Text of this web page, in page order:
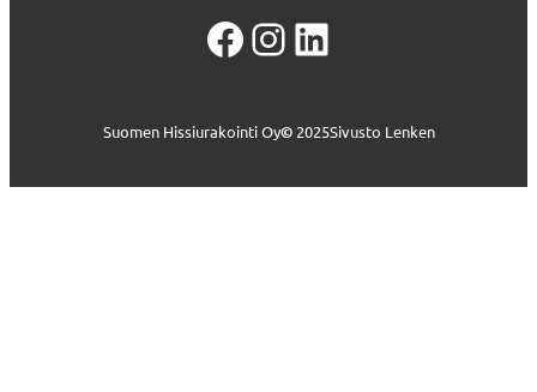
Facebook
Instagram
LinkedIn
Suomen Hissiurakointi Oy©2025Sivusto Lenken